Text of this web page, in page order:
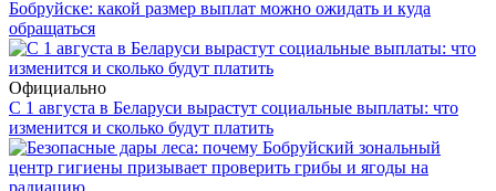
Бобруйске: какой размер выплат можно ожидать и куда
обращаться
Официально
С 1 августа в Беларуси вырастут социальные выплаты: что
изменится и сколько будут платить